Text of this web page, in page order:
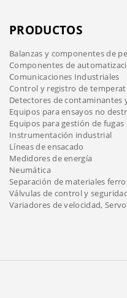
PRODUCTOS
Balanzas y componentes de
Componentes de
Comunicaciones Industriales
Control y registro de
Detectores de contaminantes
Equipos para ensayos no
Equipos para gestión de fugas
Instrumentación industrial
Líneas de ensacado
Medidores de energía
Neumática
Separación de materiales
Válvulas de control y
Variadores de velocidad,